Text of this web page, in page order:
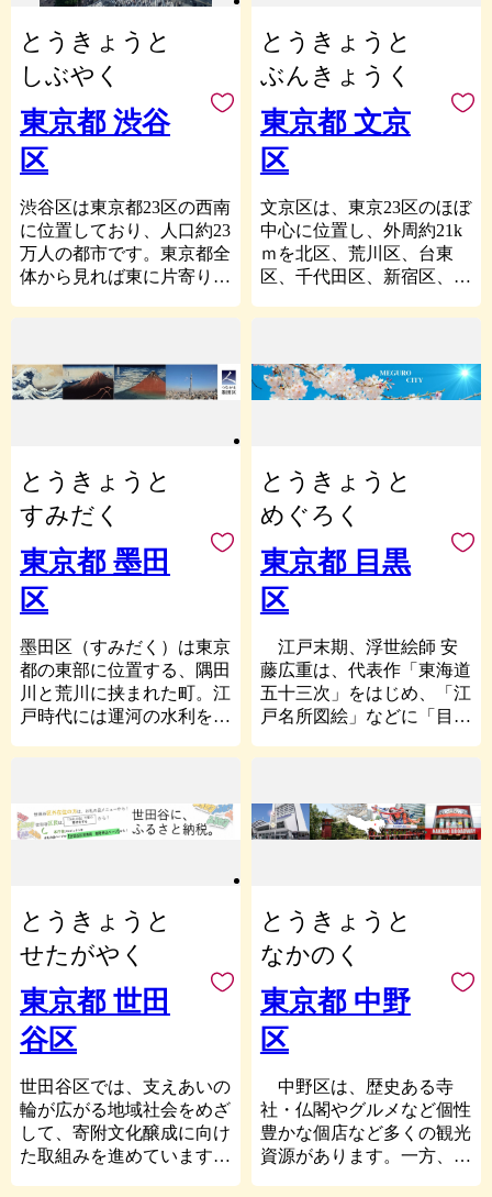
とうきょうと
しぶやく
東京都 渋谷
区
渋谷区は東京都23区の西南
に位置しており、人口約23
万人の都市です。東京都全
体から見れば東に片寄り、
は、三大副都心の一角で、
有数の繁華街となっていま
ター街や原宿といった若者
のファッションや流行発信
の街というイメージが強い
渋谷区ですが、裏渋・奥渋
エリアや広尾、代官山、恵
比寿といった大人の雰囲気
谷、初台の人情味が漂う
街、緑に囲まれて文化・歴
史を感じる代々木、千駄ヶ
谷など、さまざまな魅力に
現在進行中です。
みなさまに、いつの時代も
用意してお待ちしておりま
す。
とうきょうと
ぶんきょうく
東京都 文京
区
文京区は、東京23区のほぼ
中心に位置し、外周約21k
ｍを北区、荒川区、台東
区、千代田区、新宿区、豊
や、歴史ある建造物も数多
く、都心にありながら、み
貴重な緑地を今に残してい
ます。
また、日本有数の文教地区
としても知られています。
江戸時代に設けられた湯島
の孔子廊（湯島聖堂）は、
官学を学ぶ場となり、日本
の学校教育発祥の地とされ
ています。明治以降は、本
郷の帝国大学（現・東京大
の文化人・文人が集い暮ら
していたことから、近代文
ットとして人気を博してい
ます。
現代に目を移すと、東京ド
ームシティが、東京ドーム
をはじめ、遊園地やホテ
ル、スパ（温泉）などを合
設として常に最新のアミュ
ーズメントを提供し続けて
います。加えて、文京区に
は先鋭的で個性的な美術館
とうきょうと
すみだく
東京都 墨田
区
墨田区（すみだく）は東京
都の東部に位置する、隅田
川と荒川に挟まれた町。江
戸時代には運河の水利を活
の技術や技能は現代にも受
け継がれています。毎年夏
技館では、大相撲の数々の
名勝負が繰り広げられてい
ます。2012年には東京スカ
イツリーが誕生。国内外よ
り多くの観光客が訪れてい
ます。
墨田区は、日本が誇る世界
的絵師・葛飾北斎の生誕の
地でもあります。2016年に
は、郷土で生まれた偉人・
とうきょうと
めぐろく
東京都 目黒
区
江戸末期、浮世絵師 安
藤広重は、代表作「東海道
五十三次」をはじめ、「江
戸名所図絵」などに「目
黒不動の門前の賑わいがい
きいきと描かれています。
ていたことが伺えます。
現在でも、おしゃれで個
性的なスイーツ店やカフェ
が並ぶ商店街、目黒川の桜
並木、目黒のさんま祭な
ど、大勢のお客様で賑わい
ます。「住みたいまちラン
キング」では、いつも上位
に入る人気の街です。芸能
人が多く住む街としても知
とうきょうと
せたがやく
東京都 世田
谷区
世田谷区では、支えあいの
輪が広がる地域社会をめざ
して、寄附文化醸成に向け
た取組みを進めています。
とうきょうと
なかのく
東京都 中野
区
中野区は、歴史ある寺
社・仏閣やグルメなど個性
豊かな個店など多くの観光
資源があります。一方、若